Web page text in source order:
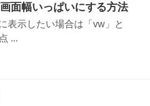
面幅いっぱいにする方法
表示したい場合は「vw」と
...